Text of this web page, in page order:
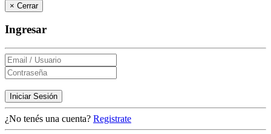
× Cerrar
Ingresar
Iniciar Sesión
¿No tenés una cuenta? Registrate